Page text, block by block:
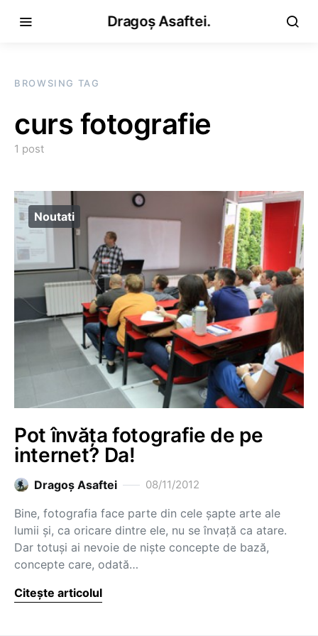
Dragoș Asaftei.
BROWSING TAG
curs fotografie
1 post
Noutati
Pot învăța fotografie de pe
internet? Da!
Dragoş Asaftei 08/11/2012
Bine, fotografia face parte din cele șapte arte ale
lumii și, ca oricare dintre ele, nu se învață ca atare.
Dar totuși ai nevoie de niște concepte de bază,
concepte care, odată…
Citește articolul